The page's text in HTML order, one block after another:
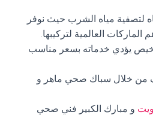
لتصفية مياه الشرب حيث نوفر
العالمية لتركيبها.
يؤدي خدماته بسعر مناسب
خلال سباك صحي ماهر و
و مبارك الكبير فني صحي